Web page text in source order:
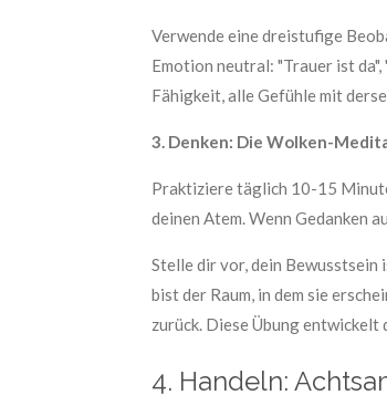
Verwende eine dreistufige
Emotion neutral: "Trauer ist
Fähigkeit, alle Gefühle mit
3. Denken: Die Wolken-
Praktiziere täglich 10-15
deinen Atem. Wenn Gedanken
Stelle dir vor, dein Bewusstsein
bist der Raum, in dem sie
zurück. Diese Übung
4. Handeln: